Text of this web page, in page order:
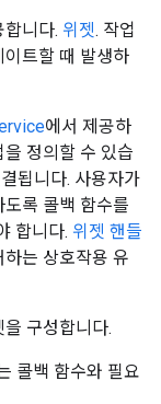
니다. 위젯. 작업
트할 때 발생하
에서 제공하
정의할 수 있습
됩니다. 사용자가
록 콜백 함수를
합니다. 위젯 핸들
는 상호작용 유
구성합니다.
콜백 함수와 필요